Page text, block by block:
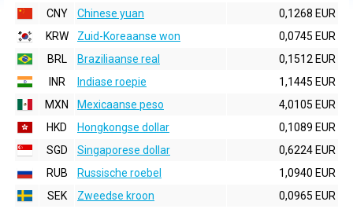
CNY
Chinese yuan
0,1268 EUR
KRW
Zuid-Koreaanse won
0,0745 EUR
BRL
Braziliaanse real
0,1512 EUR
INR
Indiase roepie
1,1445 EUR
MXN
Mexicaanse peso
4,0105 EUR
HKD
Hongkongse dollar
0,1089 EUR
SGD
Singaporese dollar
0,6224 EUR
RUB
Russische roebel
1,0940 EUR
SEK
Zweedse kroon
0,0965 EUR